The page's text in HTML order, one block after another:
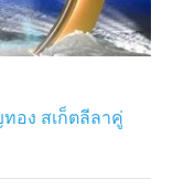
อง สเก็ตลีลาคู่